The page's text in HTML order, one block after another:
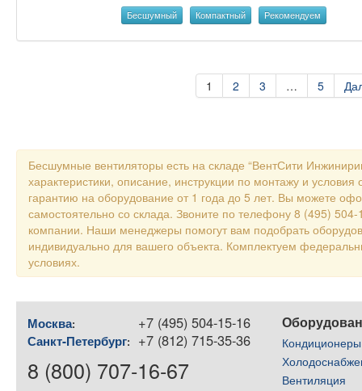
Бесшумный Компактный Рекомендуем
1 2 3 … 5
Бесшумные вентиляторы есть на складе “ВентСити
характеристики, описание, инструкции по монтажу и
гарантию на оборудование от 1 года до 5 лет. Вы можете
самостоятельно со склада. Звоните по телефону 8 (495)
компании. Наши менеджеры помогут вам подобрать
индивидуально для вашего объекта. Комплектуем
условиях.
Москва: +7 (495) 504-15-16
Санкт-Петербург: +7 (812) 715-35-36
8 (800) 707-16-67
Кондиционеры
Вентиляция